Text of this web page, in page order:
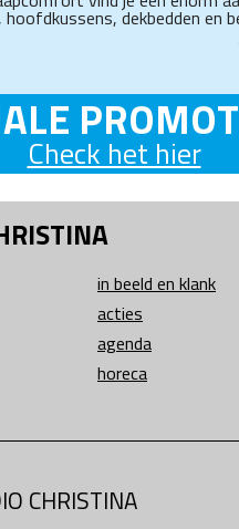
dekbedden en
Check het hier
in beeld en klank
acties
agenda
horeca
CHRISTINA